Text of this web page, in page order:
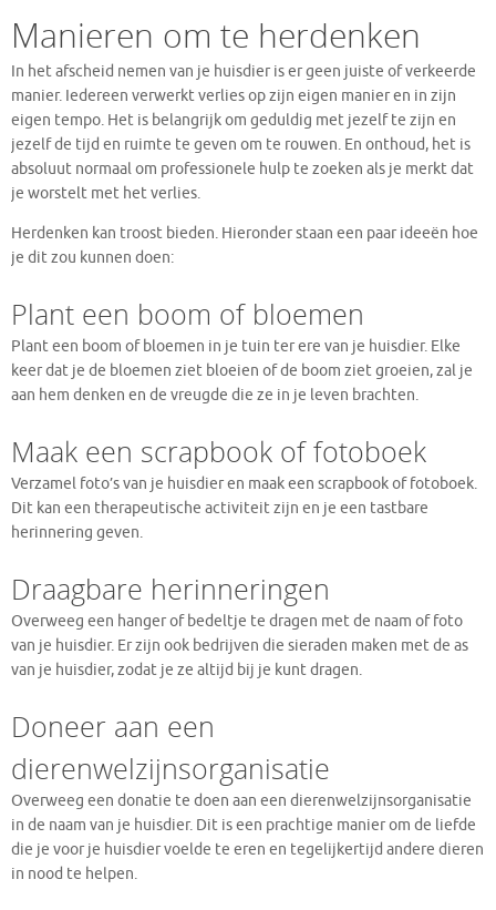
Manieren om te herdenken
In het afscheid nemen van je huisdier is er geen juiste of verkeerde
manier. Iedereen verwerkt verlies op zijn eigen manier en in zijn
eigen tempo. Het is belangrijk om geduldig met jezelf te zijn en
jezelf de tijd en ruimte te geven om te rouwen. En onthoud, het is
absoluut normaal om professionele hulp te zoeken als je merkt dat
je worstelt met het verlies.
Herdenken kan troost bieden. Hieronder staan een paar ideeën hoe
je dit zou kunnen doen:
Plant een boom of bloemen
Plant een boom of bloemen in je tuin ter ere van je huisdier. Elke
keer dat je de bloemen ziet bloeien of de boom ziet groeien, zal je
aan hem denken en de vreugde die ze in je leven brachten.
Maak een scrapbook of fotoboek
Verzamel foto’s van je huisdier en maak een scrapbook of fotoboek.
Dit kan een therapeutische activiteit zijn en je een tastbare
herinnering geven.
Draagbare herinneringen
Overweeg een hanger of bedeltje te dragen met de naam of foto
van je huisdier. Er zijn ook bedrijven die sieraden maken met de as
van je huisdier, zodat je ze altijd bij je kunt dragen.
Doneer aan een
dierenwelzijnsorganisatie
Overweeg een donatie te doen aan een dierenwelzijnsorganisatie
in de naam van je huisdier. Dit is een prachtige manier om de liefde
die je voor je huisdier voelde te eren en tegelijkertijd andere dieren
in nood te helpen.